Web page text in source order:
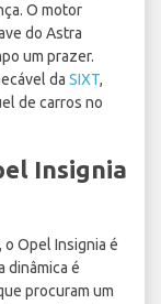
O motor
do Astra
um prazer.
da SIXT,
de carros no
Insignia
Opel Insignia é
dinâmica é
procuram um